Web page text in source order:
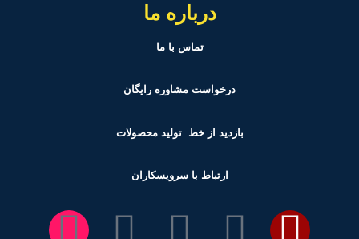
درباره ما
تماس با ما
درخواست مشاوره رایگان
بازدید از خط تولیدمحصولات
ارتباط با سرویسکاران